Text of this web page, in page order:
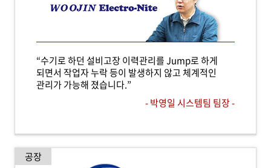
“수기로 하던 설비고장 이력관리를 Jump로 하게
되면서 작업자 누락 등이 발생하지 않고 체계적인
관리가 가능해 졌습니다.”
- 박영일 시스템팀 팀장 -
공장